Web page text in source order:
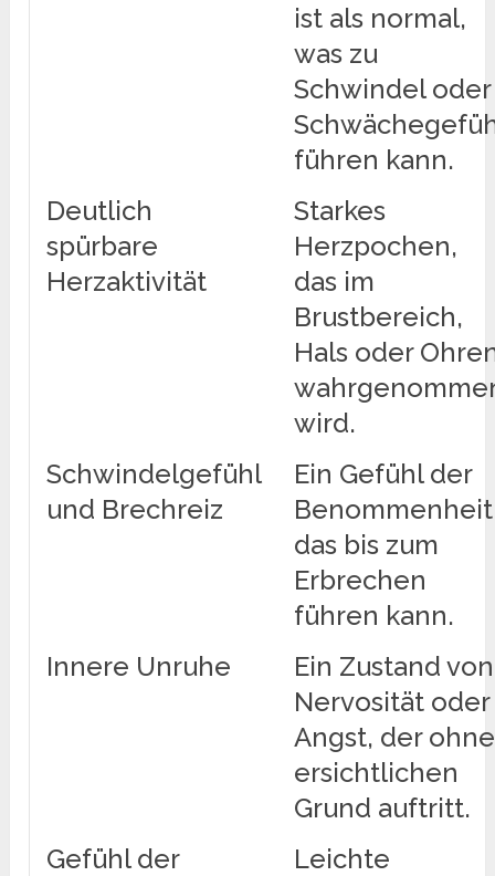
ist als normal,
was zu
Schwindel oder
führen kann.
Deutlich
spürbare
Herzaktivität
Starkes
Herzpochen,
das im
Brustbereich,
Hals oder
wird.
Schwindelgefühl
und Brechreiz
Ein Gefühl der
das bis zum
Erbrechen
führen kann.
Innere Unruhe
Ein Zustand von
Nervosität oder
Angst, der ohne
ersichtlichen
Grund auftritt.
Gefühl der
Leichte